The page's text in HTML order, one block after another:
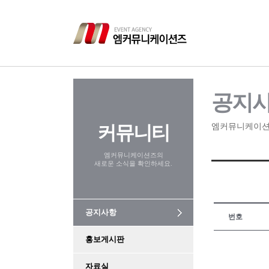
커뮤니티
엠커뮤니케이션즈의
새로운 소식을 확인하세요.
공지사항
홍보게시판
자료실
공지
엠커뮤니케이
번호